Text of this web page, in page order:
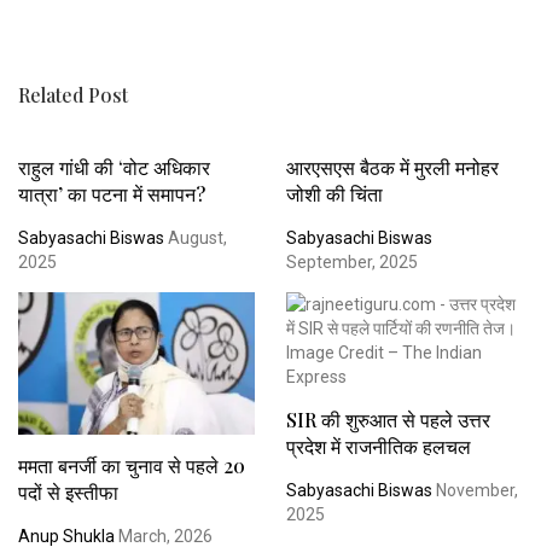
Related Post
राहुल गांधी की ‘वोट अधिकार
यात्रा’ का पटना में समापन?
Sabyasachi Biswas August,
2025
आरएसएस बैठक में मुरली मनोहर
जोशी की चिंता
Sabyasachi Biswas
September, 2025
ममता बनर्जी का चुनाव से पहले 20
पदों से इस्तीफा
Anup Shukla March, 2026
SIR की शुरुआत से पहले उत्तर
प्रदेश में राजनीतिक हलचल
Sabyasachi Biswas November,
2025